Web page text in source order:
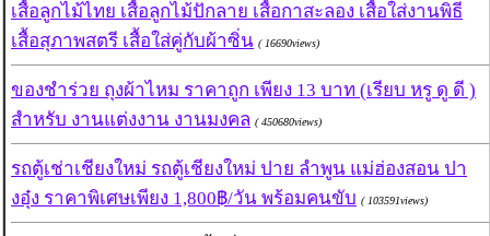
เสื้อลูกไม้ไทย เสื้อลูกไม้ปักลาย เสื้อกาสะลอง เสื้อใส่งานพิธี
เสื้อสุภาพสตรี เสื้อใส่คู่กับผ้าซิ่น ( 16690views)
ของชำร่วย ถุงผ้าไหม ราคาถูก เพียง 13 บาท (เรียบ หรู ดู ดี )
สำหรับ งานแต่งงาน งานมงคล ( 450680views)
รถตู้เช่าเชียงใหม่ รถตู้เชียงใหม่ ปาย ลำพูน แม่ฮ่องสอน ปา
งอุ๋ง ราคาพิเศษเพียง 1,800฿/วัน พร้อมคนขับ ( 103591views)